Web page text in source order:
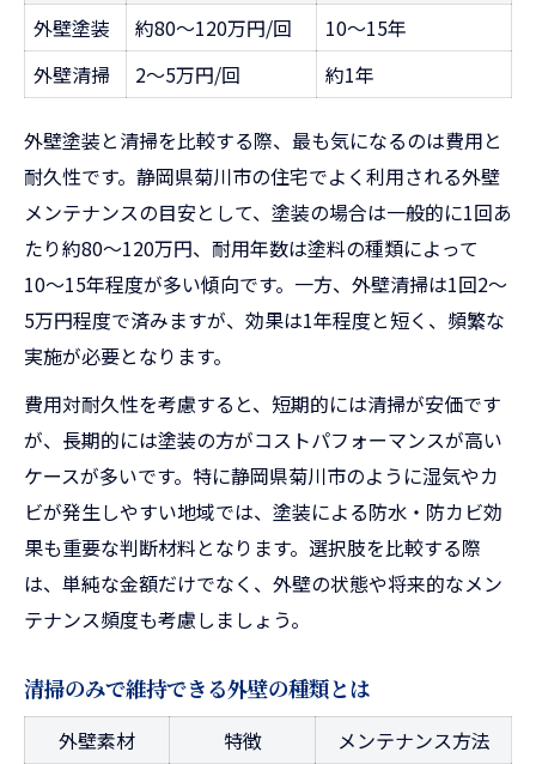
外壁塗装
約80〜120万円/回
10〜15年
外壁清掃
2〜5万円/回 約1年
外壁塗装と清掃を比較する際、最も気になるのは費用と
耐久性です。静岡県菊川市の住宅でよく利用される外壁
メンテナンスの目安として、塗装の場合は一般的に1回あ
たり約80〜120万円、耐用年数は塗料の種類によって
10〜15年程度が多い傾向です。一方、外壁清掃は1回2〜
5万円程度で済みますが、効果は1年程度と短く、頻繁な
実施が必要となります。
費用対耐久性を考慮すると、短期的には清掃が安価です
が、長期的には塗装の方がコストパフォーマンスが高い
ケースが多いです。特に静岡県菊川市のように湿気やカ
ビが発生しやすい地域では、塗装による防水・防カビ効
果も重要な判断材料となります。選択肢を比較する際
は、単純な金額だけでなく、外壁の状態や将来的なメン
テナンス頻度も考慮しましょう。
清掃のみで維持できる外壁の種類とは
外壁素材 特徴 メンテナンス方法